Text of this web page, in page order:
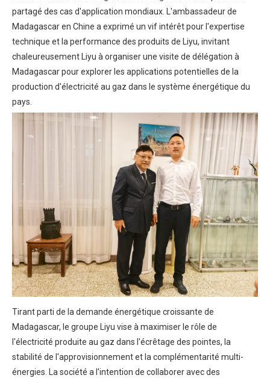
partagé des cas d'application mondiaux. L'ambassadeur de
Madagascar en Chine a exprimé un vif intérêt pour l'expertise
technique et la performance des produits de Liyu, invitant
chaleureusement Liyu à organiser une visite de délégation à
Madagascar pour explorer les applications potentielles de la
production d'électricité au gaz dans le système énergétique du
pays.
Tirant parti de la demande énergétique croissante de
Madagascar, le groupe Liyu vise à maximiser le rôle de
l'électricité produite au gaz dans l'écrêtage des pointes, la
stabilité de l'approvisionnement et la complémentarité multi-
énergies. La société a l'intention de collaborer avec des